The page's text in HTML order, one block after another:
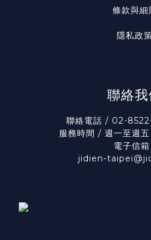
條款與細
隱私政
聯絡我
聯絡電話 / 02-
服務時間 / 週一至週
電子信
jidien-